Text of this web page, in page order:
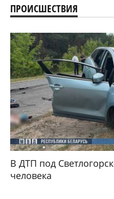
ПРОИСШЕСТВИЯ
В ДТП под
человека